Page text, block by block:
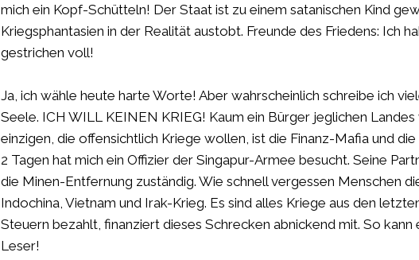
mich ein Kopf-Schütteln! Der Staat ist zu einem satanischen Kind
Kriegsphantasien in der Realität austobt. Freunde des Friedens: Ich
gestrichen voll!
Ja, ich wähle heute harte Worte! Aber wahrscheinlich schreibe ich
Seele. ICH WILL KEINEN KRIEG! Kaum ein Bürger jeglichen Landes
einzigen, die offensichtlich Kriege wollen, ist die Finanz-Mafia und
2 Tagen hat mich ein Offizier der Singapur-Armee besucht. Seine
die Minen-Entfernung zuständig. Wie schnell vergessen Menschen
Indochina, Vietnam und Irak-Krieg. Es sind alles Kriege aus den
Steuern bezahlt, finanziert dieses Schrecken abnickend mit. So
Leser!